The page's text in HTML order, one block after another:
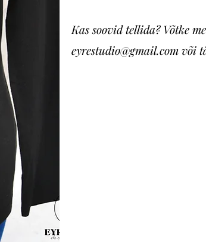
Kas soovid tellida? Võtke
eyrestudio@gmail.comvõi